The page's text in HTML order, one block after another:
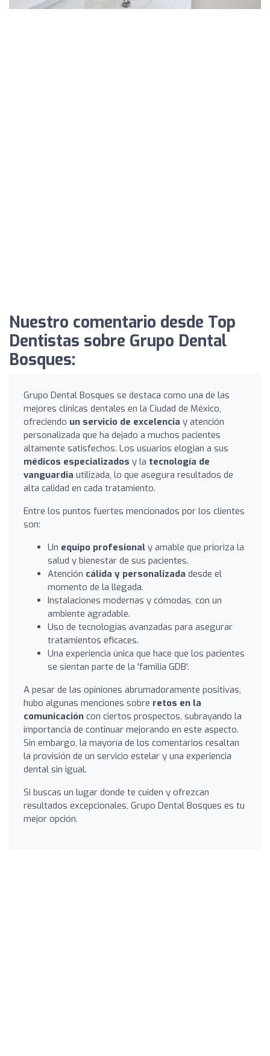
Nuestro comentario desde Top
Dentistas sobre Grupo Dental
Bosques:
Grupo Dental Bosques se destaca como una de las
mejores clínicas dentales en la Ciudad de México,
ofreciendo un servicio de excelencia y atención
personalizada que ha dejado a muchos pacientes
altamente satisfechos. Los usuarios elogian a sus
médicos especializados y la tecnología de
vanguardia utilizada, lo que asegura resultados de
alta calidad en cada tratamiento.
Entre los puntos fuertes mencionados por los clientes
son:
Un equipo profesional y amable que prioriza la
salud y bienestar de sus pacientes.
Atención cálida y personalizada desde el
momento de la llegada.
Instalaciones modernas y cómodas, con un
ambiente agradable.
Uso de tecnologías avanzadas para asegurar
tratamientos eficaces.
Una experiencia única que hace que los pacientes
se sientan parte de la 'familia GDB'.
A pesar de las opiniones abrumadoramente positivas,
hubo algunas menciones sobre retos en la
comunicación con ciertos prospectos, subrayando la
importancia de continuar mejorando en este aspecto.
Sin embargo, la mayoría de los comentarios resaltan
la provisión de un servicio estelar y una experiencia
dental sin igual.
Si buscas un lugar donde te cuiden y ofrezcan
resultados excepcionales, Grupo Dental Bosques es tu
mejor opción.